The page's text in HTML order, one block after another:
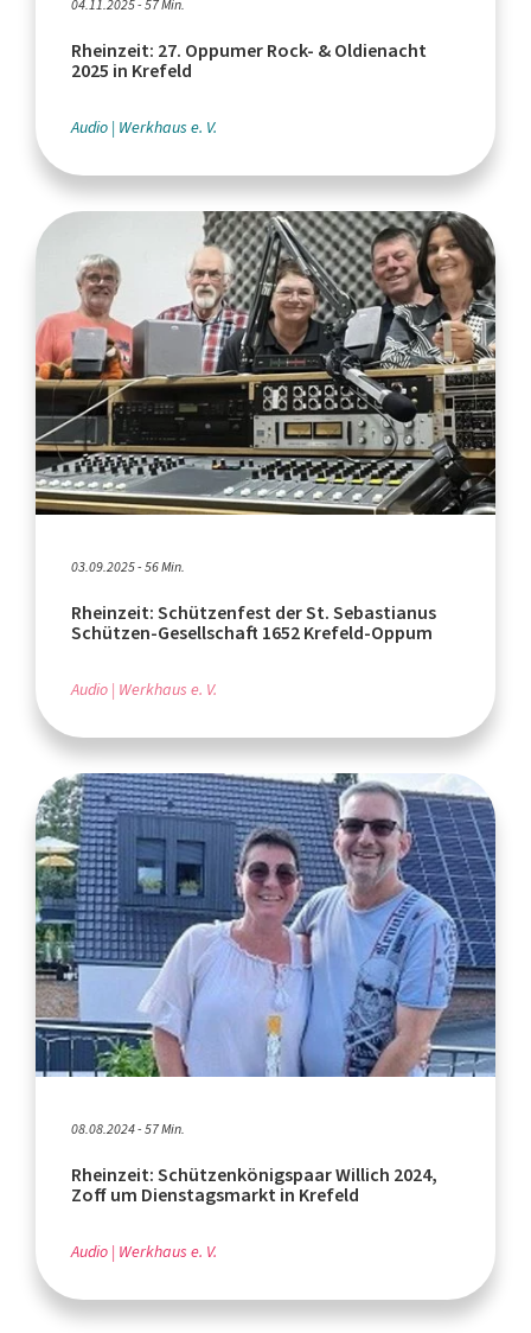
04.11.2025 - 57 Min.
Rheinzeit: 27. Oppumer Rock- & Oldienacht
2025 in Krefeld
Audio Werkhaus e. V.
03.09.2025 - 56 Min.
Rheinzeit: Schützenfest der St. Sebastianus
Schützen-Gesellschaft 1652 Krefeld-Oppum
Audio Werkhaus e. V.
08.08.2024 - 57 Min.
Rheinzeit: Schützenkönigspaar Willich 2024,
Zoff um Dienstagsmarkt in Krefeld
Audio Werkhaus e. V.